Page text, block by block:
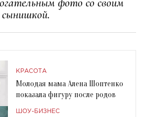
КРАСОТА
Молодая мама Алена Шоптенко
показала фигуру после родов
ШОУ-БИЗНЕС